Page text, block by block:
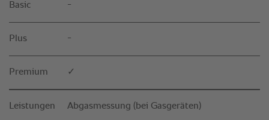
Basic -
Plus -
Premium ✓
Leistungen Abgasmessung (bei Gasgeräten)